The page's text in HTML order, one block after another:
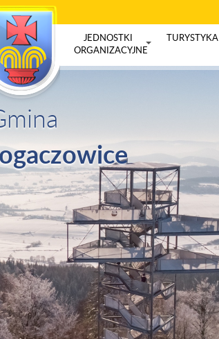
JEDNOSTKI
ORGANIZACYJNE
TURYSTYKA